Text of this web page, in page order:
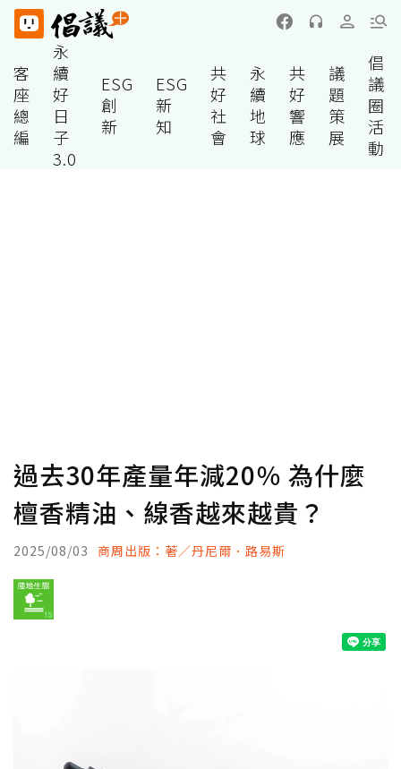
客
座
總
編
永
續
好
日
子
3.0
ESG
創
新
ESG
新
知
共
好
社
會
永
續
地
球
共
好
響
應
議
題
策
展
倡
議
圈
活
動
過去30年產量年減20％ 為什麼
檀香精油、線香越來越貴？
2025/08/03 商周出版：著／丹尼爾．路易斯